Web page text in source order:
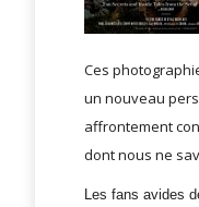
Ces
un nouveau
affrontement
dont nous ne
Les fans avides